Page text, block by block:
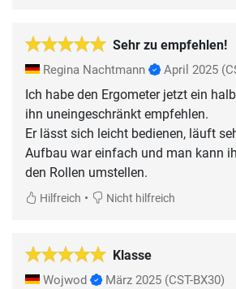
Sehr zu empfehlen!
Regina Nachtmann April 2025
Ich habe den Ergometer jetzt ein
ihn uneingeschränkt empfehlen.
Er lässt sich leicht bedienen, läuft
Aufbau war einfach und man kann
den Rollen umstellen.
Hilfreich • Nicht hilfreich
Klasse
Wojwod März 2025 (CST-BX30)